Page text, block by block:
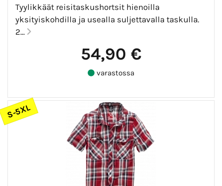
Tyylikkäät reisitaskushortsit hienoilla
yksityiskohdilla ja usealla suljettavalla taskulla.
2...
54,90 €
varastossa
S-5XL